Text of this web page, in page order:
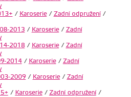
/ Karoserie/ Zadní odpružení/
2013/ Karoserie/ Zadní
2018/ Karoserie/ Zadní
2014/ Karoserie/ Zadní
2009/ Karoserie/ Zadní
/ Karoserie/ Zadní odpružení/